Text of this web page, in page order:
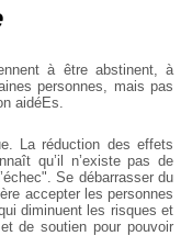
à être abstinent, à
personnes, mais pas
aidéEs.
La réduction des effets
qu’il n’existe pas de
Se débarrasser du
accepter les personnes
diminuent les risques et
de soutien pour pouvoir